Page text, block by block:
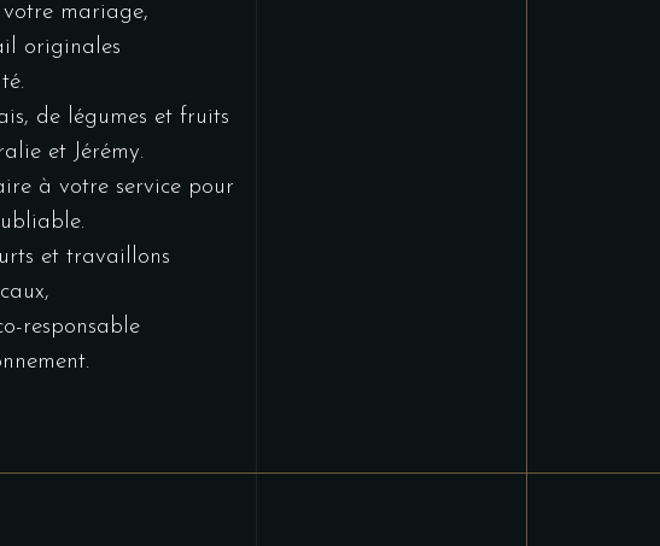
mariage,
originales
de légumes et fruits
et Jérémy.
à votre service pour
et travaillons
responsable